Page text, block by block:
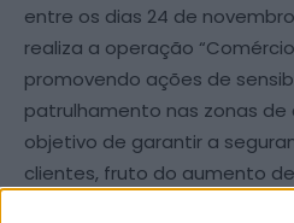
entre os dias 24 de
realiza a operação “Comércio
promovendo ações de
patrulhamento nas zonas de
objetivo de garantir a
clientes, fruto do aumento